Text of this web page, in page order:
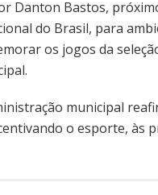
Danton Bastos,
do Brasil, para
os jogos da
municipal
o esporte, às